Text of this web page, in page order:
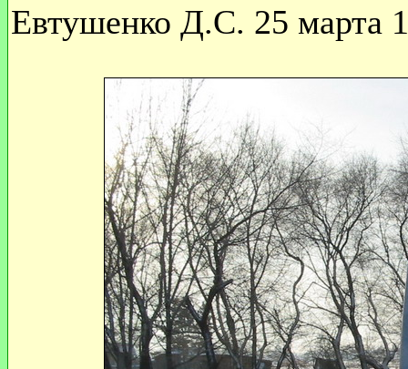
Евтушенко Д.С. 25 марта